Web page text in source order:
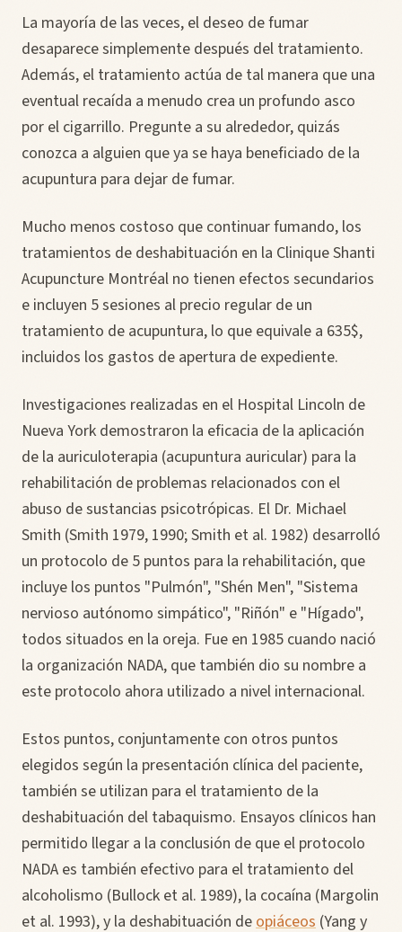
La mayoría de las veces, el deseo de fumar
desaparece simplemente después del tratamiento.
Además, el tratamiento actúa de tal manera que una
eventual recaída a menudo crea un profundo asco
por el cigarrillo. Pregunte a su alrededor, quizás
conozca a alguien que ya se haya beneficiado de la
acupuntura para dejar de fumar.
Mucho menos costoso que continuar fumando, los
tratamientos de deshabituación en la Clinique Shanti
Acupuncture Montréal no tienen efectos secundarios
e incluyen 5 sesiones al precio regular de un
tratamiento de acupuntura, lo que equivale a 635$,
incluidos los gastos de apertura de expediente.
Investigaciones realizadas en el Hospital Lincoln de
Nueva York demostraron la eficacia de la aplicación
de la auriculoterapia (acupuntura auricular) para la
rehabilitación de problemas relacionados con el
abuso de sustancias psicotrópicas. El Dr. Michael
Smith (Smith 1979, 1990; Smith et al. 1982) desarrolló
un protocolo de 5 puntos para la rehabilitación, que
incluye los puntos "Pulmón", "Shén Men", "Sistema
nervioso autónomo simpático", "Riñón" e "Hígado",
todos situados en la oreja. Fue en 1985 cuando nació
la organización NADA, que también dio su nombre a
este protocolo ahora utilizado a nivel internacional.
Estos puntos, conjuntamente con otros puntos
elegidos según la presentación clínica del paciente,
también se utilizan para el tratamiento de la
deshabituación del tabaquismo. Ensayos clínicos han
permitido llegar a la conclusión de que el protocolo
NADA es también efectivo para el tratamiento del
alcoholismo (Bullock et al. 1989), la cocaína (Margolin
et al. 1993), y la deshabituación de opiáceos (Yang y